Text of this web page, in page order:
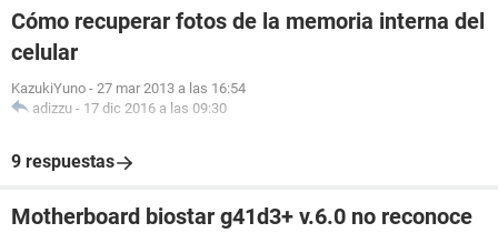
Cómo recuperar fotos de la memoria interna del
celular
KazukiYuno - 27 mar 2013 a las 16:54
adizzu - 17 dic 2016 a las 09:30
9 respuestas
Motherboard biostar g41d3+ v.6.0 no reconoce